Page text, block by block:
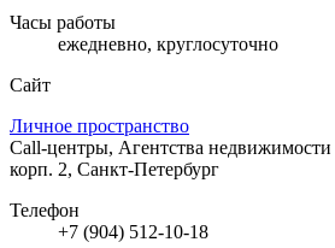
Часы работы
ежедневно, круглосуточно
Сайт
Личное пространство
Call-центры, Агентства недвижимости
корп. 2, Санкт-Петербург
Телефон
+7 (904) 512-10-18